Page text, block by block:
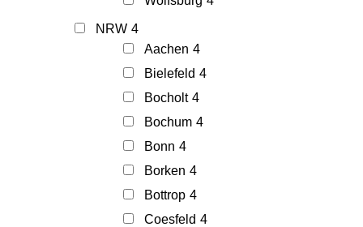
NRW 4
Aachen 4
Bielefeld 4
Bocholt 4
Bochum 4
Bonn 4
Borken 4
Bottrop 4
Coesfeld 4